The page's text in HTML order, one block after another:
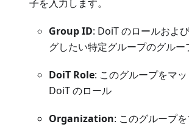
子を入力します。
Group ID: DoiT のロールおよ
グしたい特定グループのグルー
DoiT Role: このグループをマ
DoiT のロール
Organization: このグループ